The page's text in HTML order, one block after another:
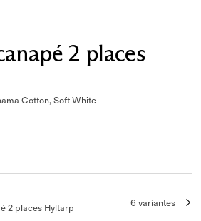
2 places
Cotton, Soft White
2 places Hyltarp
6 variantes